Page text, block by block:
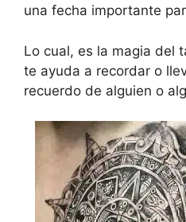
una fecha importante
Lo cual, es la magia del
te ayuda a recordar o
recuerdo de alguien o